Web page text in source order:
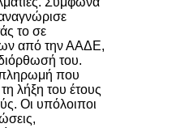
το σε
από την ΑΑΔΕ,
του.
που
λήξη του έτους
Οι υπόλοιποι